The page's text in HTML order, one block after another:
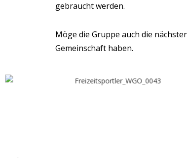
gebraucht werden.
Möge die Gruppe auch die
Gemeinschaft haben.